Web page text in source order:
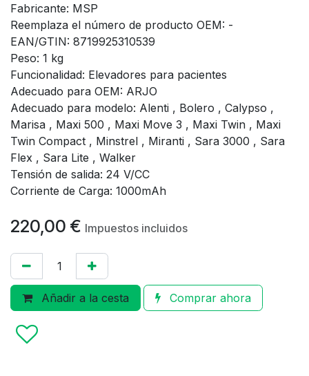
Fabricante: MSP
Reemplaza el número de producto OEM: -
EAN/GTIN: 8719925310539
Peso: 1 kg
Funcionalidad: Elevadores para pacientes
Adecuado para OEM: ARJO
Adecuado para modelo: Alenti , Bolero , Calypso ,
Marisa , Maxi 500 , Maxi Move 3 , Maxi Twin , Maxi
Twin Compact , Minstrel , Miranti , Sara 3000 , Sara
Flex , Sara Lite , Walker
Tensión de salida: 24 V/CC
Corriente de Carga: 1000mAh
220,00 € Impuestos incluidos
Añadir a la cesta Comprar ahora